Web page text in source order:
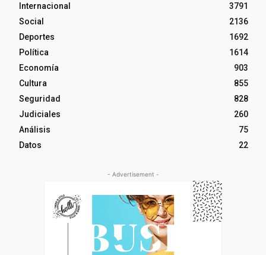
Internacional
3791
Social
2136
Deportes
1692
Política
1614
Economía
903
Cultura
855
Seguridad
828
Judiciales
260
Análisis
75
Datos
22
- Advertisement -